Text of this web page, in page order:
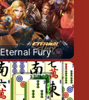
Eternal Fury